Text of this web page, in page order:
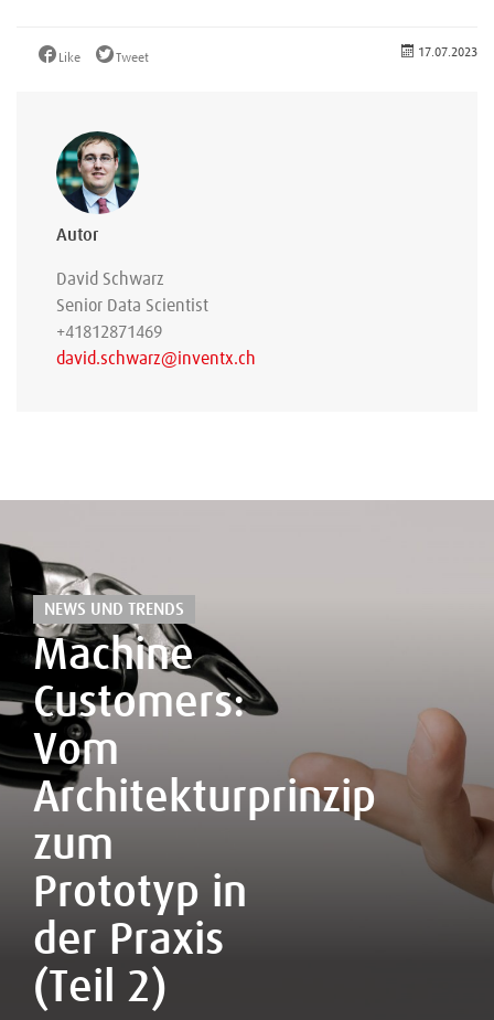
Like Tweet 17.07.2023
Autor
David Schwarz
Senior Data Scientist
+41812871469
david.schwarz@inventx.ch
NEWS UND TRENDS
Machine
Customers:
Vom
Architekturprinzip
zum
Prototyp in
der Praxis
(Teil 2)